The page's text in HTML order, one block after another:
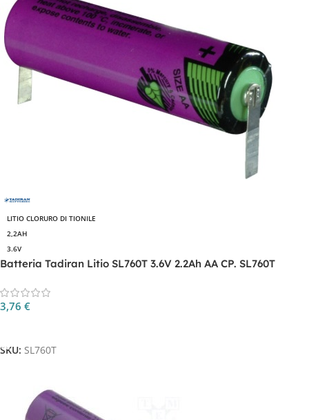
LITIO CLORURO DI TIONILE
2,2AH
3.6V
Batteria Tadiran Litio SL760T 3.6V 2.2Ah AA CP. SL760T
3,76 €
SKU: SL760T